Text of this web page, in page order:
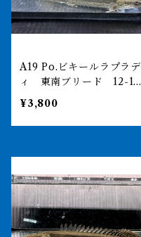
A19 Po.ビキールラプラデ
ィ 東南ブリード 12-15
㎝前後 写真は同ロット
¥3,800